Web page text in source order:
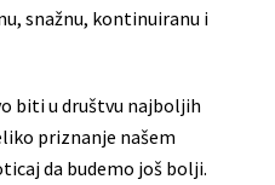
snažnu, kontinuiranu i
biti u društvu najboljih
priznanje našem
da budemo još bolji.